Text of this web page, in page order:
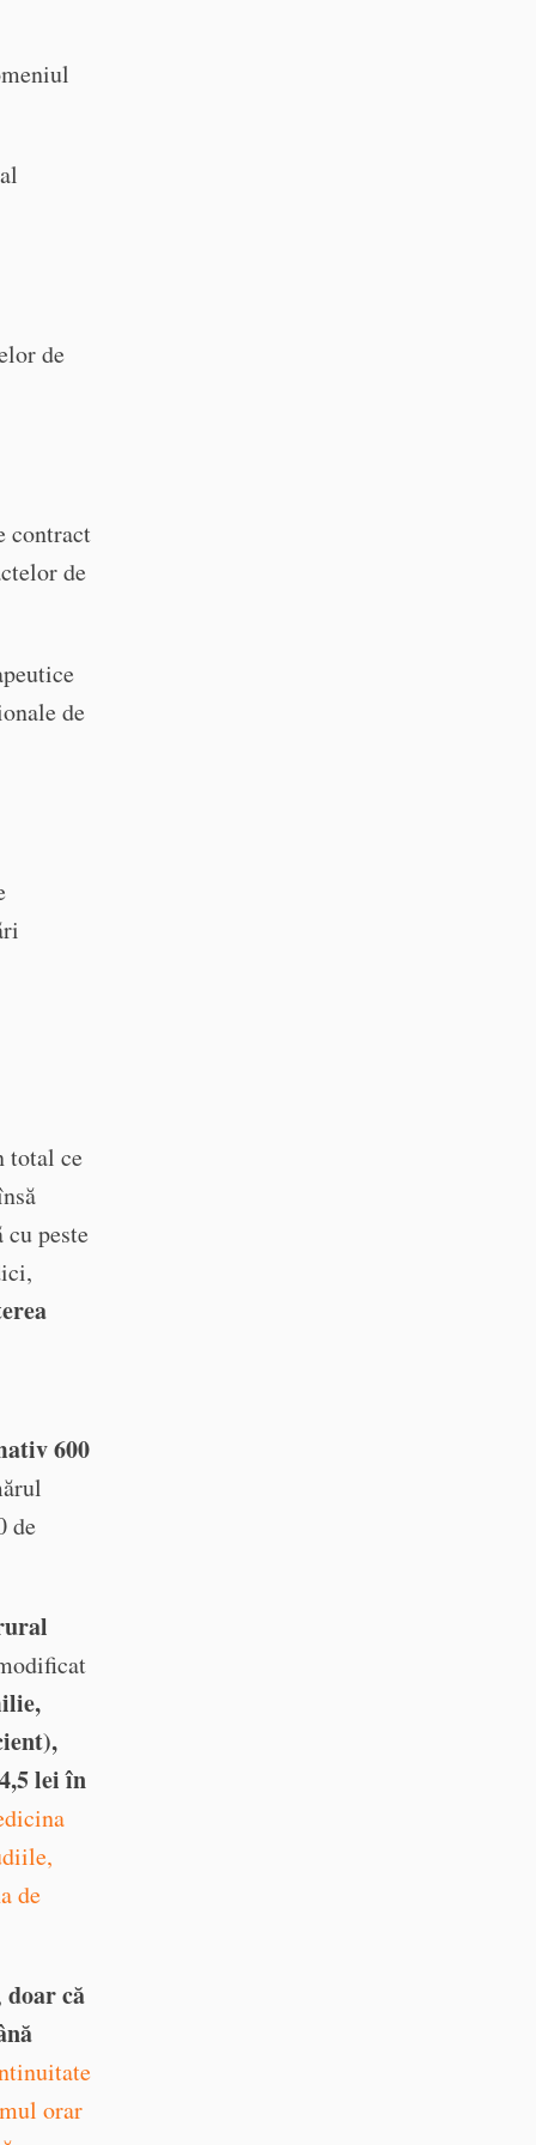
de
contract
de
de
total ce
peste
600
de
lei în
de
doar că
orar